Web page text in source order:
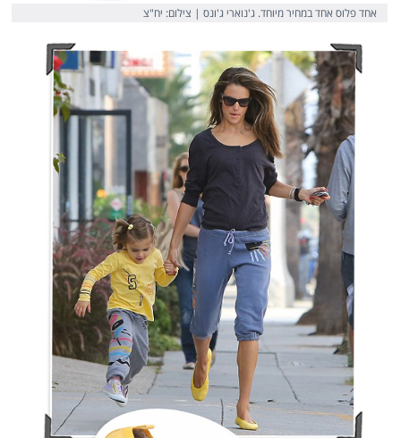
אחד פלוס אחד במחיר מיוחד. ג'נוארי ג'ונס | צילום: יח"צ